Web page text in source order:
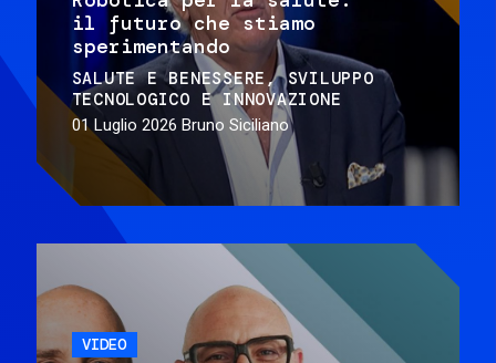
il futuro che stiamo
sperimentando
SALUTE E BENESSERE
SVILUPPO
TECNOLOGICO E INNOVAZIONE
01 Luglio 2026 Bruno Siciliano
VIDEO